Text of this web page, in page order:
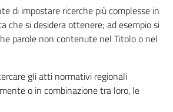
di impostare ricerche più complesse in
che si desidera ottenere; ad esempio si
parole non contenute nel Titolo o nel
gli atti normativi regionali
o in combinazione tra loro, le